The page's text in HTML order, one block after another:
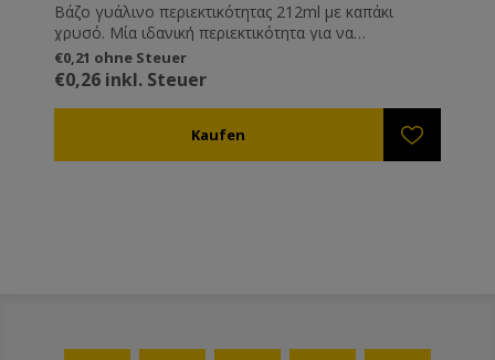
Βάζο γυάλινο περιεκτικότητας 212ml με καπάκι
χρυσό. Μία ιδανική περιεκτικότητα για να
συσκευάζετε και να αποθηκεύετε μικρές ποσότητες
μελιού ή για την παρασκευή κηραλοιφών ή κι άλλων
€0,21 ohne Steuer
€0,26 inkl. Steuer